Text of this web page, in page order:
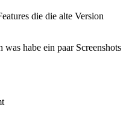
die die alte Version
habe ein paar Screenshots